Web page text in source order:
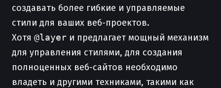
создавать более гибкие и управляемые
стили для ваших веб-проектов.
Хотя @layer и предлагает мощный механизм
для управления стилями, для создания
полноценных веб-сайтов необходимо
владеть и другими техниками, такими как